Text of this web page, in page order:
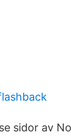
sidor av